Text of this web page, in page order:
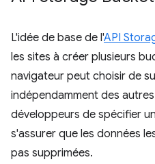
L'idée de base de l'API
les sites à créer plusieurs
navigateur peut choisir de
indépendamment des
développeurs de spécifier
s'assurer que les données
pas supprimées.